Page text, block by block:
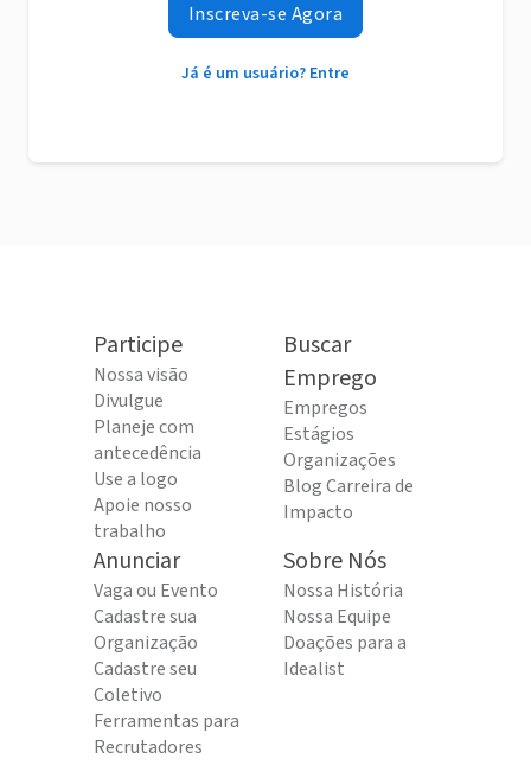
Inscreva-se Agora
Já é um usuário? Entre
Participe
Nossa visão
Divulgue
Planeje com
antecedência
Use a logo
Apoie nosso
trabalho
Buscar
Emprego
Empregos
Estágios
Organizações
Blog Carreira de
Impacto
Anunciar
Vaga ou Evento
Cadastre sua
Organização
Cadastre seu
Coletivo
Ferramentas para
Recrutadores
Sobre Nós
Nossa História
Nossa Equipe
Doações para a
Idealist